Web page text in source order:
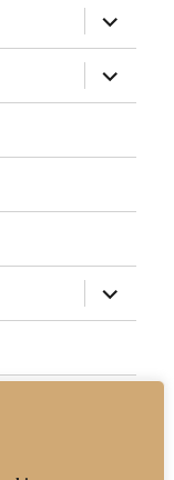
раскрыть
дочернее
меню
раскрыть
дочернее
меню
раскрыть
дочернее
меню